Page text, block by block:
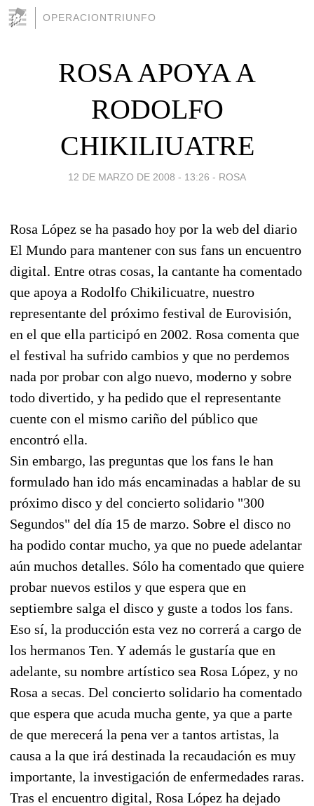
OPERACIONTRIUNFO
ROSA APOYA A
RODOLFO
CHIKILIUATRE
12 DE MARZO DE 2008 - 13:26 - ROSA
Rosa López se ha pasado hoy por la web del diario
El Mundo para mantener con sus fans un encuentro
digital. Entre otras cosas, la cantante ha comentado
que apoya a Rodolfo Chikilicuatre, nuestro
representante del próximo festival de Eurovisión,
en el que ella participó en 2002. Rosa comenta que
el festival ha sufrido cambios y que no perdemos
nada por probar con algo nuevo, moderno y sobre
todo divertido, y ha pedido que el representante
cuente con el mismo cariño del público que
encontró ella.
Sin embargo, las preguntas que los fans le han
formulado han ido más encaminadas a hablar de su
próximo disco y del concierto solidario "300
Segundos" del día 15 de marzo. Sobre el disco no
ha podido contar mucho, ya que no puede adelantar
aún muchos detalles. Sólo ha comentado que quiere
probar nuevos estilos y que espera que en
septiembre salga el disco y guste a todos los fans.
Eso sí, la producción esta vez no correrá a cargo de
los hermanos Ten. Y además le gustaría que en
adelante, su nombre artístico sea Rosa López, y no
Rosa a secas. Del concierto solidario ha comentado
que espera que acuda mucha gente, ya que a parte
de que merecerá la pena ver a tantos artistas, la
causa a la que irá destinada la recaudación es muy
importante, la investigación de enfermedades raras.
Tras el encuentro digital, Rosa López ha dejado